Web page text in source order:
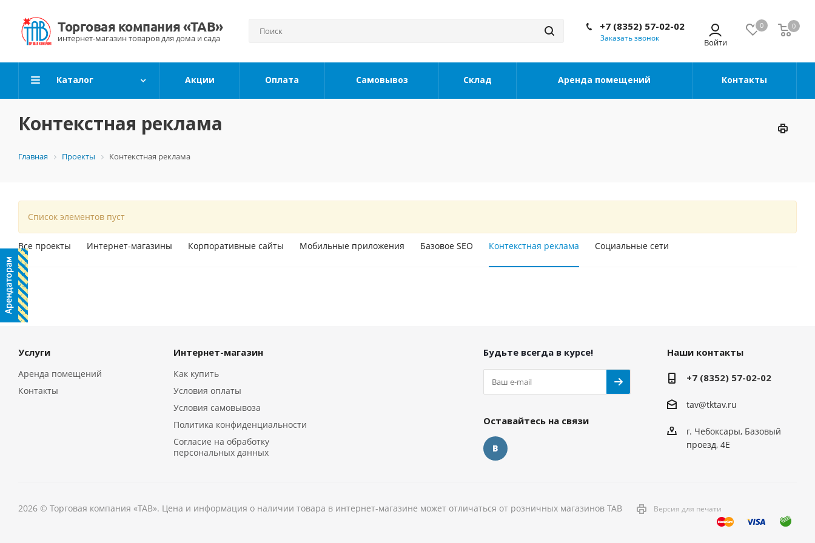
0 0
+7 (8352) 57-02-02
Заказать звонок
Каталог Акции Оплата Самовывоз Склад Аренда помещений Контакты
Контекстная реклама
Главная Проекты Контекстная реклама
Список элементов пуст
Все проекты Интернет-магазины Корпоративные сайты Мобильные приложения Базовое SEO Контекстная реклама Социальные сети
Услуги
Аренда помещений
Контакты
Интернет-магазин
Как купить
Условия оплаты
Условия самовывоза
Политика конфиденциальности
Согласие на обработку
персональных данных
Будьте всегда в курсе!
Оставайтесь на связи
Наши контакты
+7 (8352) 57-02-02
tav@tktav.ru
г. Чебоксары, Базовый
проезд, 4Е
2026 © Торговая компания «ТАВ». Цена и информация о наличии товара в интернет-магазине может отличаться от розничных магазинов ТАВ Версия для печати